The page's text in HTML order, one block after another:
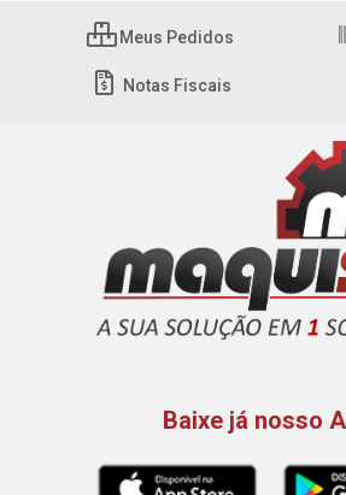
Meus Pedidos
Notas Fiscais
Baixe já nosso